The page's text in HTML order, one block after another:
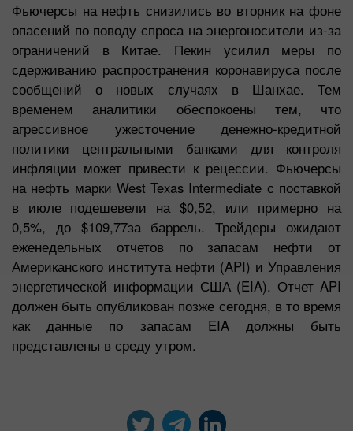
Фьючерсы на нефть снизились во вторник на фоне
опасений по поводу спроса на энергоносители из-за
ограничений в Китае. Пекин усилил меры по
сдерживанию распространения коронавируса после
сообщений о новых случаях в Шанхае. Тем
временем аналитики обеспокоены тем, что
агрессивное ужесточение денежно-кредитной
политики центральными банками для контроля
инфляции может привести к рецессии. Фьючерсы
на нефть марки West Texas Intermediate с поставкой
в июле подешевели на $0,52, или примерно на
0,5%, до $109,77за баррель. Трейдеры ожидают
еженедельных отчетов по запасам нефти от
Американского института нефти (API) и Управления
энергетической информации США (EIA). Отчет API
должен быть опубликован позже сегодня, в то время
как данные по запасам EIA должны быть
представлены в среду утром.